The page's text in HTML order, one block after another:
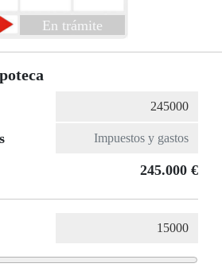
En trámite
245.000 €